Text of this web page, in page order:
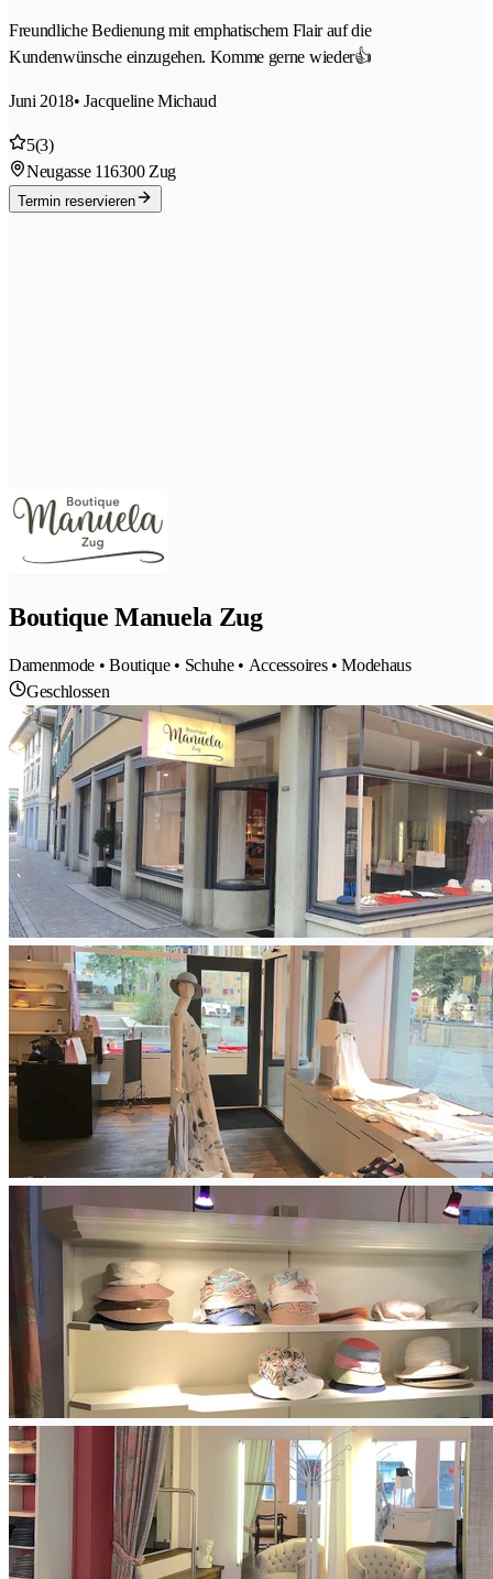
Freundliche Bedienung mit emphatischem Flair auf die
Kundenwünsche einzugehen. Komme gerne wieder👍
Juni 2018• Jacqueline Michaud
5(3)
Neugasse 116300 Zug
Termin reservieren
Boutique Manuela Zug
Damenmode • Boutique • Schuhe • Accessoires • Modehaus
Geschlossen